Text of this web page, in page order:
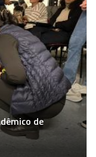
de